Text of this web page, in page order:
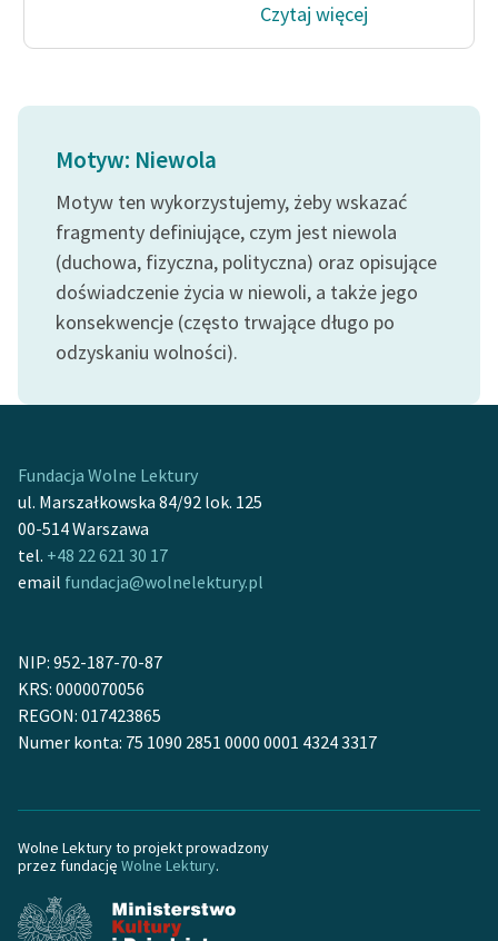
do domeny publicznej,
Starego Testamentu
Odkurzamy bohaterów
Szkoła Poezji Wolnych
Lektur
O nas
Kontakt
O projekcie
Zespół
Zasady wykorzystania
Wolnych Lektur
Logotypy
Regulamin biblioteki
Dane fundacji i
Regulamin darowizn
Informacja o treściach
wrażliwych
Deklaracja dostępności
Czytaj więcej
Motyw: Niewola
Motyw ten wykorzystujemy, żeby wskazać
fragmenty definiujące, czym jest niewola
(duchowa, fizyczna, polityczna) oraz opisujące
doświadczenie życia w niewoli, a także jego
konsekwencje (często trwające długo po
odzyskaniu wolności).
Fundacja Wolne Lektury
ul. Marszałkowska 84/92 lok. 125
00-514 Warszawa
tel. +48 22 621 30 17
email fundacja@wolnelektury.pl
NIP: 952-187-70-87
KRS: 0000070056
REGON: 017423865
Numer konta: 75 1090 2851 0000 0001 4324 3317
Wolne Lektury to projekt prowadzony
przez fundację Wolne Lektury.